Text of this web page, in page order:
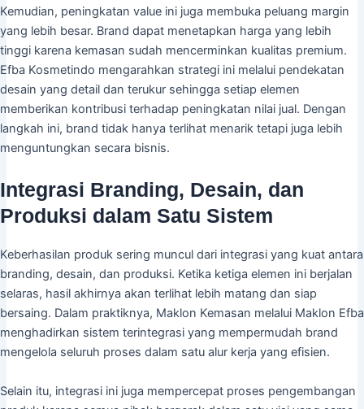
Kemudian, peningkatan value ini juga membuka peluang margin
yang lebih besar. Brand dapat menetapkan harga yang lebih
tinggi karena kemasan sudah mencerminkan kualitas premium.
Efba Kosmetindo mengarahkan strategi ini melalui pendekatan
desain yang detail dan terukur sehingga setiap elemen
memberikan kontribusi terhadap peningkatan nilai jual. Dengan
langkah ini, brand tidak hanya terlihat menarik tetapi juga lebih
menguntungkan secara bisnis.
Integrasi Branding, Desain, dan
Produksi dalam Satu Sistem
Keberhasilan produk sering muncul dari integrasi yang kuat antara
branding, desain, dan produksi. Ketika ketiga elemen ini berjalan
selaras, hasil akhirnya akan terlihat lebih matang dan siap
bersaing. Dalam praktiknya, Maklon Kemasan melalui Maklon Efba
menghadirkan sistem terintegrasi yang mempermudah brand
mengelola seluruh proses dalam satu alur kerja yang efisien.
Selain itu, integrasi ini juga mempercepat proses pengembangan